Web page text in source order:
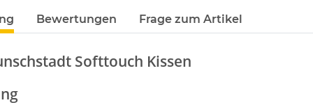
Bewertungen Frage zum Artikel
Softtouch Kissen